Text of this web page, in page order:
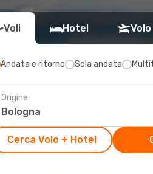
Voli Hotel
Andata e ritorno Sola andata
Origine
Cerca Volo + Hotel